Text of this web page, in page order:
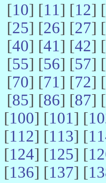
[10] [11] [12] [
[25] [26] [27] [
[40] [41] [42] [
[55] [56] [57] [
[70] [71] [72] [
[85] [86] [87] [
[100] [101] [
[112] [113] [
[124] [125] [
[136] [137] [